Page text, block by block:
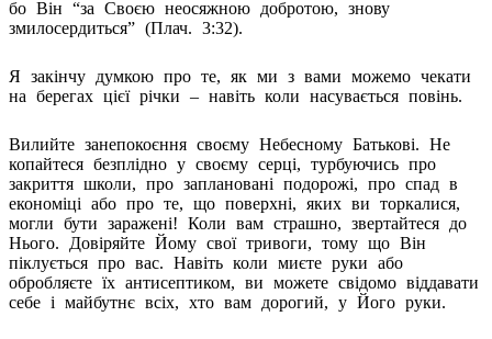
бо Він “за Своєю неосяжною добротою, знову
змилосердиться” (Плач. 3:32).
Я закінчу думкою про те, як ми з вами можемо чекати
на берегах цієї річки – навіть коли насувається повінь.
Вилийте занепокоєння своєму Небесному Батькові. Не
копайтеся безплідно у своєму серці, турбуючись про
закриття школи, про заплановані подорожі, про спад в
економіці або про те, що поверхні, яких ви торкалися,
могли бути заражені! Коли вам страшно, звертайтеся до
Нього. Довіряйте Йому свої тривоги, тому що Він
піклується про вас. Навіть коли миєте руки або
обробляєте їх антисептиком, ви можете свідомо віддавати
себе і майбутнє всіх, хто вам дорогий, у Його руки.